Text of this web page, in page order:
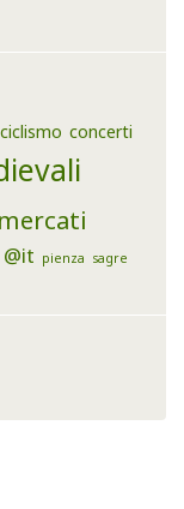
ciclismo concerti
mercati
pienza sagre